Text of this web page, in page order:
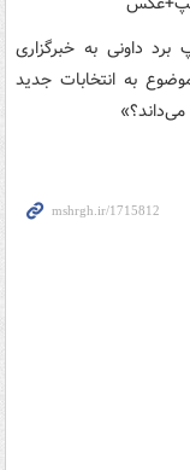
برد داونی به خبرگزاری
به انتخابات جدید